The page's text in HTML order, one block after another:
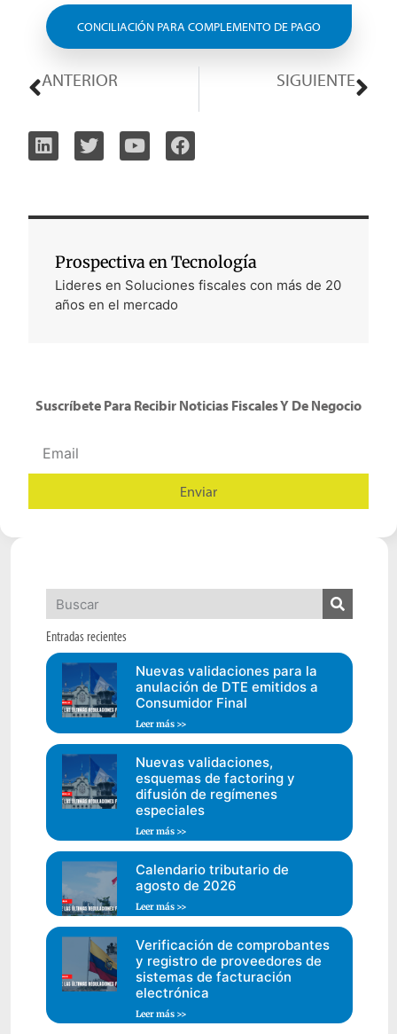
CONCILIACIÓN PARA COMPLEMENTO DE PAGO
ANTERIOR SIGUIENTE
Prospectiva en Tecnología
Lideres en Soluciones fiscales con más de 20
años en el mercado
Suscríbete Para Recibir Noticias Fiscales Y De Negocio
Enviar
Entradas recientes
Nuevas validaciones para la
anulación de DTE emitidos a
Consumidor Final
Leer más >>
Nuevas validaciones,
esquemas de factoring y
difusión de regímenes
especiales
Leer más >>
Calendario tributario de
agosto de 2026
Leer más >>
Verificación de comprobantes
y registro de proveedores de
sistemas de facturación
electrónica
Leer más >>